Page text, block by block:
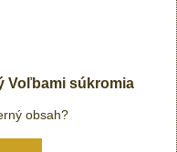
Voľbami súkromia
obsah?